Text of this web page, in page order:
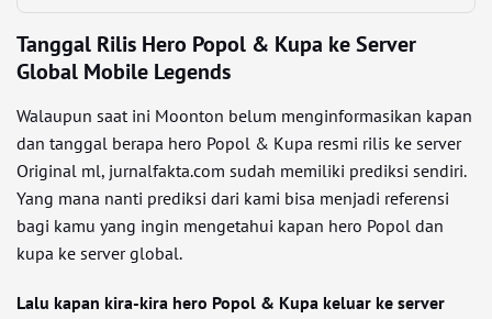
Tanggal Rilis Hero Popol & Kupa ke Server
Global Mobile Legends
Walaupun saat ini Moonton belum menginformasikan kapan
dan tanggal berapa hero Popol & Kupa resmi rilis ke server
Original ml, jurnalfakta.com sudah memiliki prediksi sendiri.
Yang mana nanti prediksi dari kami bisa menjadi referensi
bagi kamu yang ingin mengetahui kapan hero Popol dan
kupa ke server global.
Lalu kapan kira-kira hero Popol & Kupa keluar ke server